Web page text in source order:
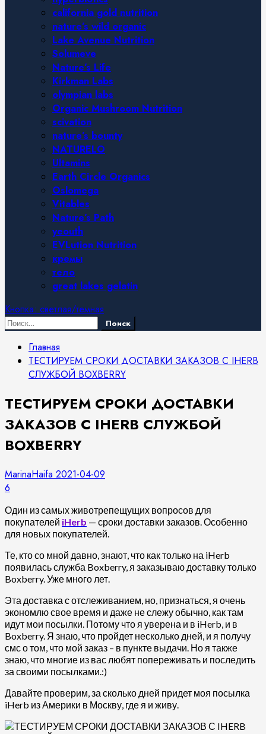
california gold nutrition
nature’s wild organic
Lake Avenue Nutrition
Solumeve
Nature’s Life
Kirkman Labs
olympian labs
Organic Mushroom Nutrition
scivation
nature’s bounty
NATURELO
Ultamins
Earth Circle Organics
Oslomega
Vitables
Nature’s Path
yeouth
EVLution Nutrition
кремы
тело
great lakes gelatin
Кнопка: светлая/темная
Найти:
Главная
ТЕСТИРУЕМ СРОКИ ДОСТАВКИ ЗАКАЗОВ С IHERB
СЛУЖБОЙ BOXBERRY
ТЕСТИРУЕМ СРОКИ ДОСТАВКИ
ЗАКАЗОВ С IHERB СЛУЖБОЙ
BOXBERRY
MarinaHaifa 2021-04-09
6
Один из самых животрепещущих вопросов для
покупателей iHerb — сроки доставки заказов. Особенно
для новых покупателей.
Те, кто со мной давно, знают, что как только на iHerb
появилась служба Boxberry, я заказываю доставку только
Boxberry. Уже много лет.
Эта доставка с отслеживанием, но, признаться, я очень
экономлю свое время и даже не слежу обычно, как там
идут мои посылки. Потому что я уверена и в iHerb, и в
Boxberry. Я знаю, что пройдет несколько дней, и я получу
смс о том, что мой заказ – в пункте выдачи. Но я также
знаю, что многие из вас любят попереживать и последить
за своими посылками.:)
Давайте проверим, за сколько дней придет моя посылка
iHerb из Америки в Москву, где я и живу.